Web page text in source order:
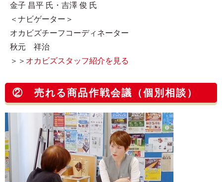
金子 昌平 氏・吉澤 俊 氏
＜ナビゲーター＞
オカビズチーフコーディネーター
秋元 祥治
＞＞ オカビズスタッフ紹介を見る
② 売れる商品作戦会議（個別相談）